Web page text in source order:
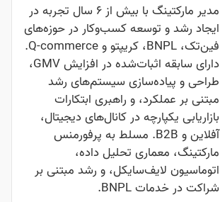
مدیر مارکتینگ با بیش از ۶ سال تجربه در
ایجاد رشد و توسعه کسب‌وکار در حوزه‌های
فین‌تک، BNPL، کریپتو و Q-commerce.
دارای سابقه اثبات‌شده در افزایش GMV،
طراحی و پیاده‌سازی سیستم‌های رشد
مبتنی بر عملکرد، و راهبری ابتکارات
بازاریابی یکپارچه در کانال‌های دیجیتال،
آفلاین و B2B. مسلط به پرفورمنس
مارکتینگ، معماری تحلیل داده،
اتوماسیون لایف‌سایکل، و رشد مبتنی بر
شراکت در خدمات BNPL.